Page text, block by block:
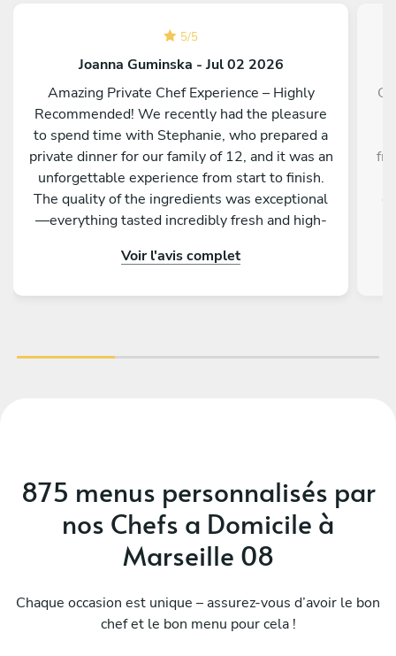
5/5
Joanna Guminska - Jul 02 2026
Amazing Private Chef Experience – Highly
Recommended! We recently had the pleasure
to spend time with Stephanie, who prepared a
private dinner for our family of 12, and it was an
unforgettable experience from start to finish.
The quality of the ingredients was exceptional
—everything tasted incredibly fresh and high-
mussels and the lamb were true standouts. We
Voir l'avis complet
875 menus personnalisés par
nos Chefs a Domicile à
Marseille 08
Chaque occasion est unique – assurez-vous d’avoir le bon
chef et le bon menu pour cela !
Seasonal provençal menu